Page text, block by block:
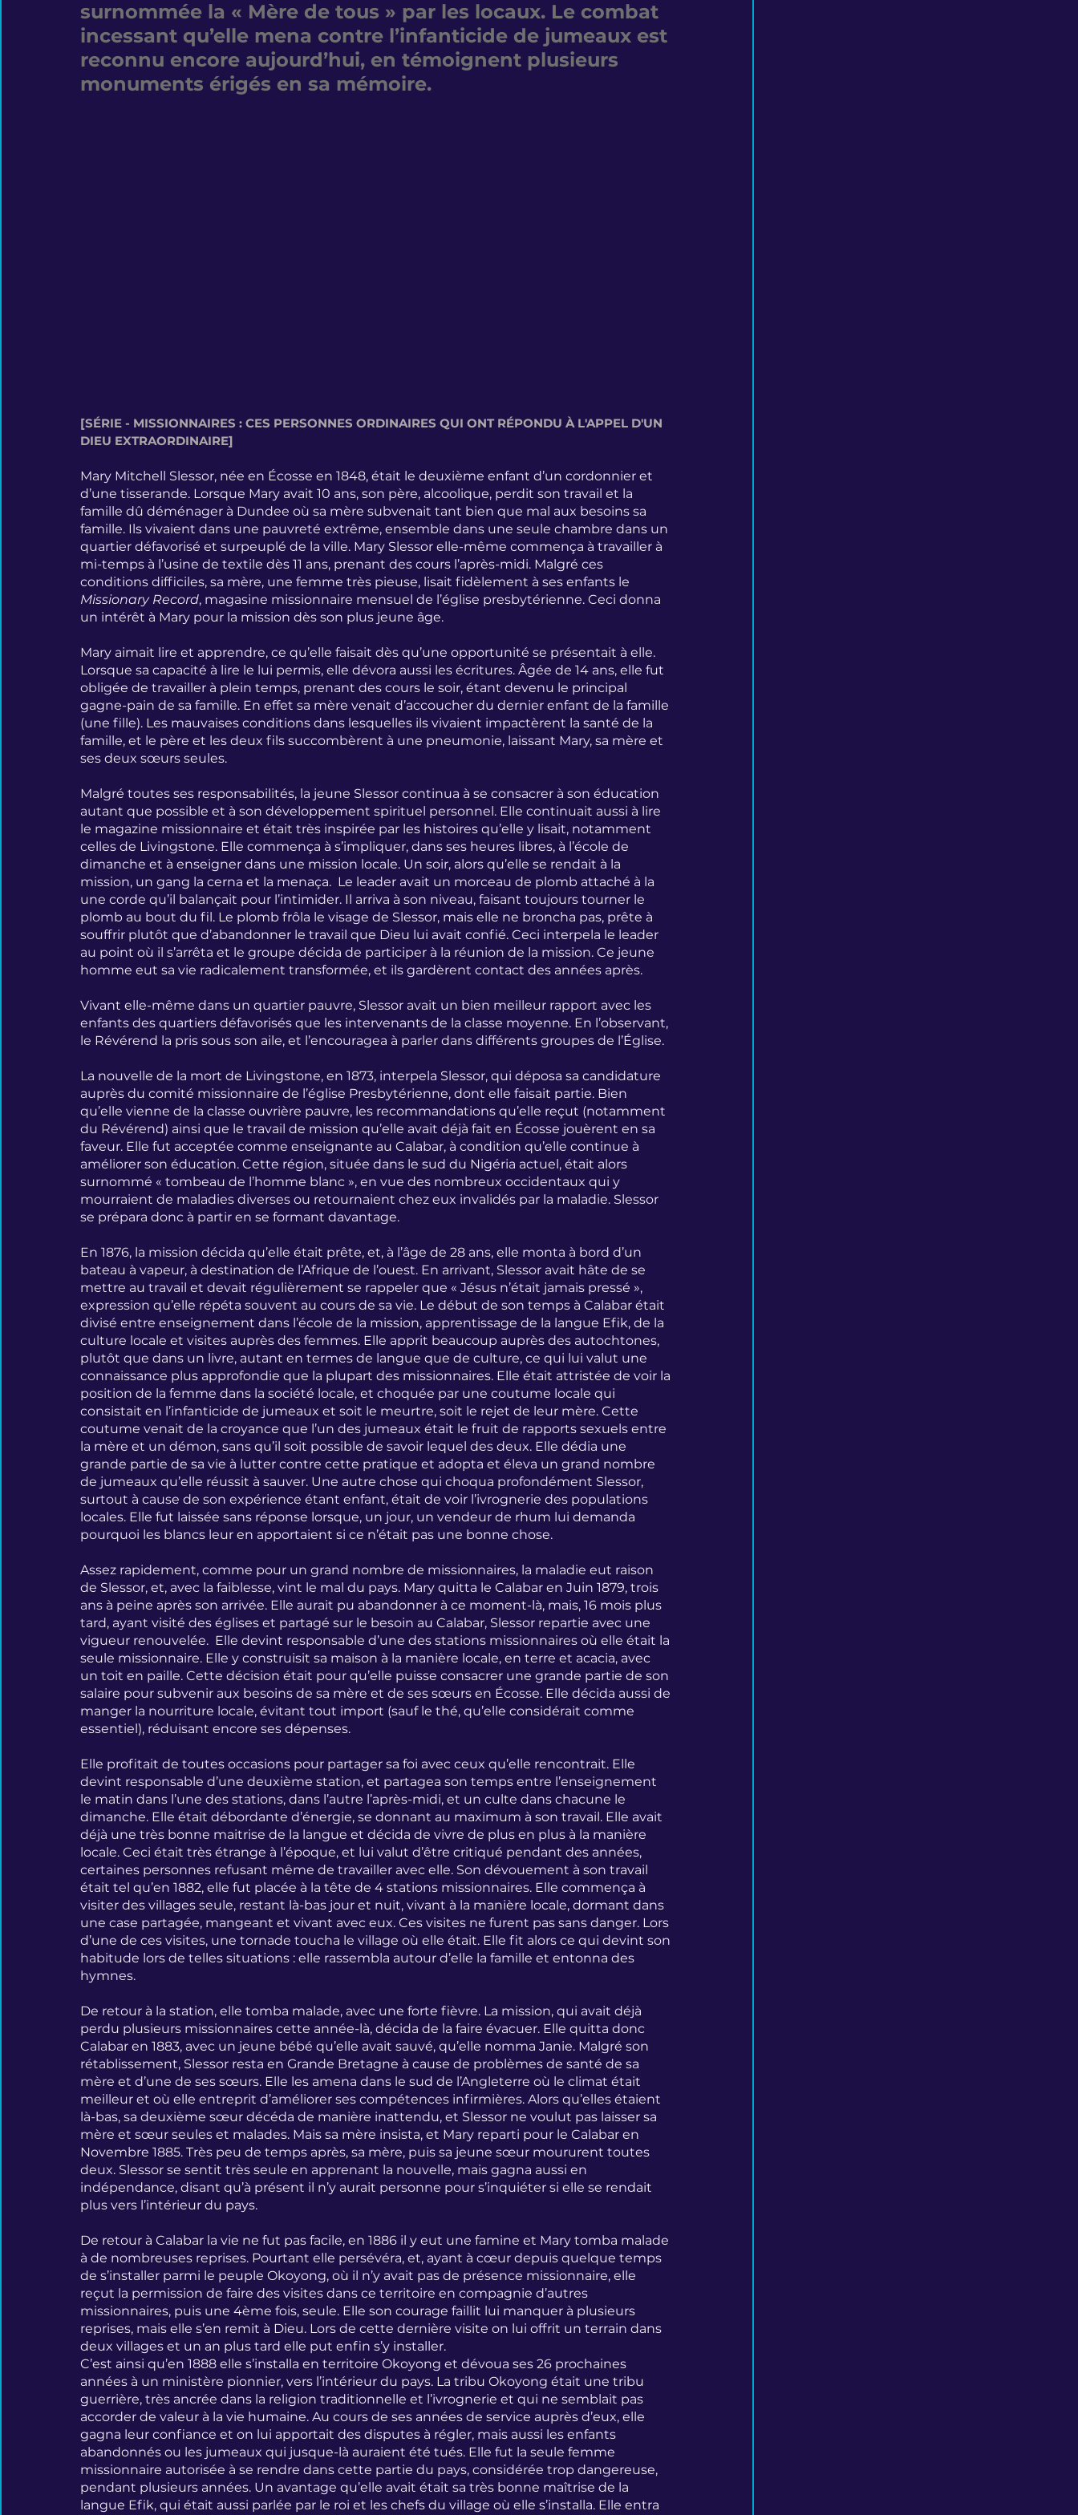
surnommée la « Mère de tous » par les locaux. Le combat
incessant qu’elle mena contre l’infanticide de jumeaux est
reconnu encore aujourd’hui, en témoignent plusieurs
monuments érigés en sa mémoire.
[SÉRIE - MISSIONNAIRES : CES PERSONNES ORDINAIRES QUI ONT RÉPONDU À L'APPEL D'UN
DIEU EXTRAORDINAIRE]
Mary Mitchell Slessor, née en Écosse en 1848, était le deuxième enfant d’un cordonnier et
d’une tisserande. Lorsque Mary avait 10 ans, son père, alcoolique, perdit son travail et la
famille dû déménager à Dundee où sa mère subvenait tant bien que mal aux besoins sa
famille. Ils vivaient dans une pauvreté extrême, ensemble dans une seule chambre dans un
quartier défavorisé et surpeuplé de la ville. Mary Slessor elle-même commença à travailler à
mi-temps à l’usine de textile dès 11 ans, prenant des cours l’après-midi. Malgré ces
conditions difficiles, sa mère, une femme très pieuse, lisait fidèlement à ses enfants le
Missionary Record, magasine missionnaire mensuel de l’église presbytérienne. Ceci donna
un intérêt à Mary pour la mission dès son plus jeune âge.
Mary aimait lire et apprendre, ce qu’elle faisait dès qu’une opportunité se présentait à elle.
Lorsque sa capacité à lire le lui permis, elle dévora aussi les écritures. Âgée de 14 ans, elle fut
obligée de travailler à plein temps, prenant des cours le soir, étant devenu le principal
gagne-pain de sa famille. En effet sa mère venait d’accoucher du dernier enfant de la famille
(une fille). Les mauvaises conditions dans lesquelles ils vivaient impactèrent la santé de la
famille, et le père et les deux fils succombèrent à une pneumonie, laissant Mary, sa mère et
ses deux sœurs seules.
Malgré toutes ses responsabilités, la jeune Slessor continua à se consacrer à son éducation
autant que possible et à son développement spirituel personnel. Elle continuait aussi à lire
le magazine missionnaire et était très inspirée par les histoires qu’elle y lisait, notamment
celles de Livingstone. Elle commença à s’impliquer, dans ses heures libres, à l’école de
dimanche et à enseigner dans une mission locale. Un soir, alors qu’elle se rendait à la
mission, un gang la cerna et la menaça.  Le leader avait un morceau de plomb attaché à la
une corde qu’il balançait pour l’intimider. Il arriva à son niveau, faisant toujours tourner le
plomb au bout du fil. Le plomb frôla le visage de Slessor, mais elle ne broncha pas, prête à
souffrir plutôt que d’abandonner le travail que Dieu lui avait confié. Ceci interpela le leader
au point où il s’arrêta et le groupe décida de participer à la réunion de la mission. Ce jeune
homme eut sa vie radicalement transformée, et ils gardèrent contact des années après.
Vivant elle-même dans un quartier pauvre, Slessor avait un bien meilleur rapport avec les
enfants des quartiers défavorisés que les intervenants de la classe moyenne. En l’observant,
le Révérend la pris sous son aile, et l’encouragea à parler dans différents groupes de l’Église.
La nouvelle de la mort de Livingstone, en 1873, interpela Slessor, qui déposa sa candidature
auprès du comité missionnaire de l’église Presbytérienne, dont elle faisait partie. Bien
qu’elle vienne de la classe ouvrière pauvre, les recommandations qu’elle reçut (notamment
du Révérend) ainsi que le travail de mission qu’elle avait déjà fait en Écosse jouèrent en sa
faveur. Elle fut acceptée comme enseignante au Calabar, à condition qu’elle continue à
améliorer son éducation. Cette région, située dans le sud du Nigéria actuel, était alors
surnommé « tombeau de l’homme blanc », en vue des nombreux occidentaux qui y
mourraient de maladies diverses ou retournaient chez eux invalidés par la maladie. Slessor
se prépara donc à partir en se formant davantage.
En 1876, la mission décida qu’elle était prête, et, à l’âge de 28 ans, elle monta à bord d’un
bateau à vapeur, à destination de l’Afrique de l’ouest. En arrivant, Slessor avait hâte de se
mettre au travail et devait régulièrement se rappeler que « Jésus n’était jamais pressé »,
expression qu’elle répéta souvent au cours de sa vie. Le début de son temps à Calabar était
divisé entre enseignement dans l’école de la mission, apprentissage de la langue Efik, de la
culture locale et visites auprès des femmes. Elle apprit beaucoup auprès des autochtones,
plutôt que dans un livre, autant en termes de langue que de culture, ce qui lui valut une
connaissance plus approfondie que la plupart des missionnaires. Elle était attristée de voir la
position de la femme dans la société locale, et choquée par une coutume locale qui
consistait en l’infanticide de jumeaux et soit le meurtre, soit le rejet de leur mère. Cette
coutume venait de la croyance que l’un des jumeaux était le fruit de rapports sexuels entre
la mère et un démon, sans qu’il soit possible de savoir lequel des deux. Elle dédia une
grande partie de sa vie à lutter contre cette pratique et adopta et éleva un grand nombre
de jumeaux qu’elle réussit à sauver. Une autre chose qui choqua profondément Slessor,
surtout à cause de son expérience étant enfant, était de voir l’ivrognerie des populations
locales. Elle fut laissée sans réponse lorsque, un jour, un vendeur de rhum lui demanda
pourquoi les blancs leur en apportaient si ce n’était pas une bonne chose.
Assez rapidement, comme pour un grand nombre de missionnaires, la maladie eut raison
de Slessor, et, avec la faiblesse, vint le mal du pays. Mary quitta le Calabar en Juin 1879, trois
ans à peine après son arrivée. Elle aurait pu abandonner à ce moment-là, mais, 16 mois plus
tard, ayant visité des églises et partagé sur le besoin au Calabar, Slessor repartie avec une
vigueur renouvelée.  Elle devint responsable d’une des stations missionnaires où elle était la
seule missionnaire. Elle y construisit sa maison à la manière locale, en terre et acacia, avec
un toit en paille. Cette décision était pour qu’elle puisse consacrer une grande partie de son
salaire pour subvenir aux besoins de sa mère et de ses sœurs en Écosse. Elle décida aussi de
manger la nourriture locale, évitant tout import (sauf le thé, qu’elle considérait comme
essentiel), réduisant encore ses dépenses.
Elle profitait de toutes occasions pour partager sa foi avec ceux qu’elle rencontrait. Elle
devint responsable d’une deuxième station, et partagea son temps entre l’enseignement
le matin dans l’une des stations, dans l’autre l’après-midi, et un culte dans chacune le
dimanche. Elle était débordante d’énergie, se donnant au maximum à son travail. Elle avait
déjà une très bonne maitrise de la langue et décida de vivre de plus en plus à la manière
locale. Ceci était très étrange à l’époque, et lui valut d’être critiqué pendant des années,
certaines personnes refusant même de travailler avec elle. Son dévouement à son travail
était tel qu’en 1882, elle fut placée à la tête de 4 stations missionnaires. Elle commença à
visiter des villages seule, restant là-bas jour et nuit, vivant à la manière locale, dormant dans
une case partagée, mangeant et vivant avec eux. Ces visites ne furent pas sans danger. Lors
d’une de ces visites, une tornade toucha le village où elle était. Elle fit alors ce qui devint son
habitude lors de telles situations : elle rassembla autour d’elle la famille et entonna des
hymnes.
De retour à la station, elle tomba malade, avec une forte fièvre. La mission, qui avait déjà
perdu plusieurs missionnaires cette année-là, décida de la faire évacuer. Elle quitta donc
Calabar en 1883, avec un jeune bébé qu’elle avait sauvé, qu’elle nomma Janie. Malgré son
rétablissement, Slessor resta en Grande Bretagne à cause de problèmes de santé de sa
mère et d’une de ses sœurs. Elle les amena dans le sud de l’Angleterre où le climat était
meilleur et où elle entreprit d’améliorer ses compétences infirmières. Alors qu’elles étaient
là-bas, sa deuxième sœur décéda de manière inattendu, et Slessor ne voulut pas laisser sa
mère et sœur seules et malades. Mais sa mère insista, et Mary reparti pour le Calabar en
Novembre 1885. Très peu de temps après, sa mère, puis sa jeune sœur moururent toutes
deux. Slessor se sentit très seule en apprenant la nouvelle, mais gagna aussi en
indépendance, disant qu’à présent il n’y aurait personne pour s’inquiéter si elle se rendait
plus vers l’intérieur du pays.
De retour à Calabar la vie ne fut pas facile, en 1886 il y eut une famine et Mary tomba malade
à de nombreuses reprises. Pourtant elle persévéra, et, ayant à cœur depuis quelque temps
de s’installer parmi le peuple Okoyong, où il n’y avait pas de présence missionnaire, elle
reçut la permission de faire des visites dans ce territoire en compagnie d’autres
missionnaires, puis une 4ème fois, seule. Elle son courage faillit lui manquer à plusieurs
reprises, mais elle s’en remit à Dieu. Lors de cette dernière visite on lui offrit un terrain dans
deux villages et un an plus tard elle put enfin s’y installer.
C’est ainsi qu’en 1888 elle s’installa en territoire Okoyong et dévoua ses 26 prochaines
années à un ministère pionnier, vers l’intérieur du pays. La tribu Okoyong était une tribu
guerrière, très ancrée dans la religion traditionnelle et l’ivrognerie et qui ne semblait pas
accorder de valeur à la vie humaine. Au cours de ses années de service auprès d’eux, elle
gagna leur confiance et on lui apportait des disputes à régler, mais aussi les enfants
abandonnés ou les jumeaux qui jusque-là auraient été tués. Elle fut la seule femme
missionnaire autorisée à se rendre dans cette partie du pays, considérée trop dangereuse,
pendant plusieurs années. Un avantage qu’elle avait était sa très bonne maîtrise de la
langue Efik, qui était aussi parlée par le roi et les chefs du village où elle s’installa. Elle entra